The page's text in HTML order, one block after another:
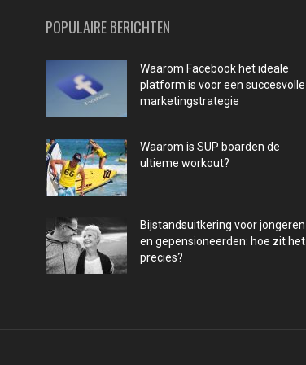
POPULAIRE BERICHTEN
Waarom Facebook het ideale
platform is voor een succesvolle
marketingstrategie
Waarom is SUP boarden de
ultieme workout?
Bijstandsuitkering voor jongeren
en gepensioneerden: hoe zit het
precies?